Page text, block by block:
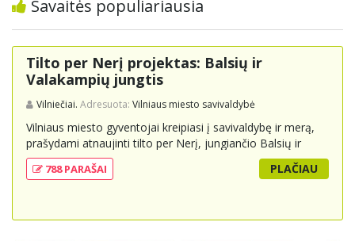
Savaitės populiariausia
Tilto per Nerį projektas: Balsių ir
Valakampių jungtis
Vilniečiai. Adresuota: Vilniaus miesto savivaldybė
Vilniaus miesto gyventojai kreipiasi į savivaldybę ir merą,
prašydami atnaujinti tilto per Nerį, jungiančio Balsių ir
Valakampių kryptis, projektą ir įtraukti jį į miesto
strateginius susisiekimo planus. Šis tiltas ne tik padėtų
suteikdamas daugiau susisiekimo galimybių tiek
788 PARAŠAI PLAČIAU